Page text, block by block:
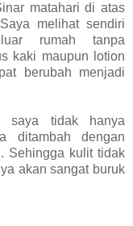
matahari di atas
melihat sendiri
rumah tanpa
kaki maupun lotion
berubah menjadi
saya tidak hanya
ditambah dengan
Sehingga kulit tidak
akan sangat buruk